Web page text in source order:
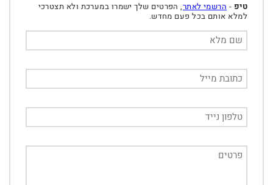
טיפ - הרשמי לאתר, הפרטים שלך ישמרו במערכת ולא תצטרכי
למלא אותם בכל פעם מחדש.